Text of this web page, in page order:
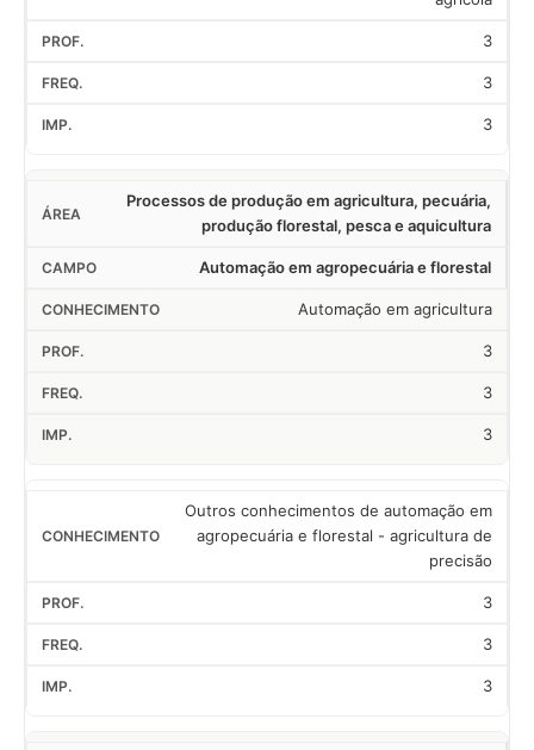
3
3
3
Processos de produção em agricultura, pecuária,
produção florestal, pesca e aquicultura
Automação em agropecuária e florestal
Automação em agricultura
3
3
3
Outros conhecimentos de automação em
agropecuária e florestal - agricultura de
precisão
3
3
3